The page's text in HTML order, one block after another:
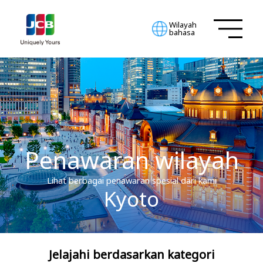
Wilayah
bahasa
Penawaran wilayah
Lihat berbagai penawaran spesial dari kami
Kyoto
Jelajahi berdasarkan kategori